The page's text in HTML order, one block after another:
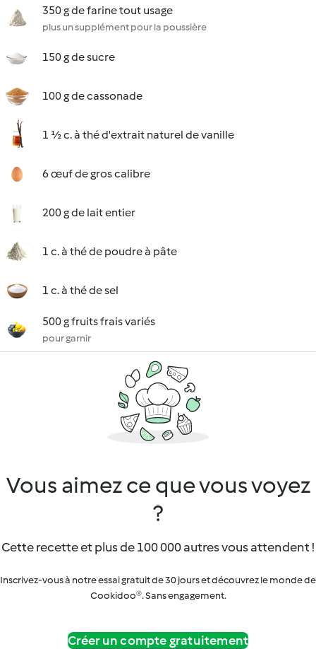
350 g de farine tout usage
plus un supplément pour la poussière
150 g de sucre
100 g de cassonade
1 ½ c. à thé d'extrait naturel de vanille
6 œuf de gros calibre
200 g de lait entier
1 c. à thé de poudre à pâte
1 c. à thé de sel
500 g fruits frais variés
pour garnir
Vous aimez ce que vous voyez
?
Cette recette et plus de 100 000 autres vous attendent !
Inscrivez-vous à notre essai gratuit de 30 jours et découvrez le monde de
Cookidoo®. Sans engagement.
Créer un compte gratuitement